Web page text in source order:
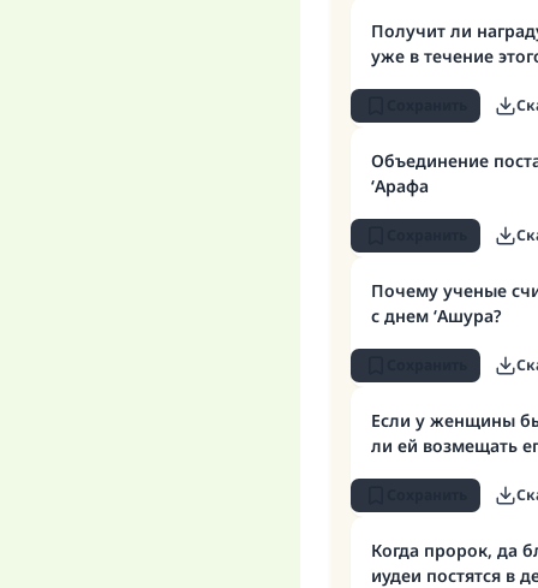
Получит ли
уже в течение
Объединение
‘Арафа
Почему ученые
с днем ‘Ашура?
Если у женщины
ли ей возмещать
Когда пророк, да
иудеи постятся в